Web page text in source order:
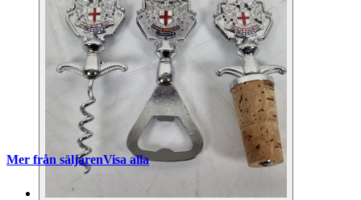
Mer från säljarenVisa alla